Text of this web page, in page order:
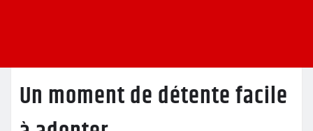
Un moment de détente facile